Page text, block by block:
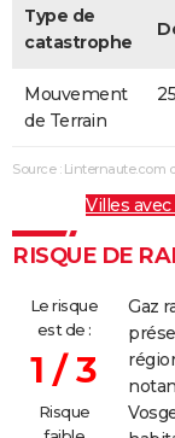
Type de
catastrophe
Mouvement
de Terrain
Source : Linternaute.com
Villes
RISQUE DE
Le risque
est de :
1 / 3
Risque
Gaz